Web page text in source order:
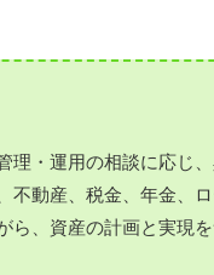
理・運用の相談に応じ
不動産、税金、年金、
、資産の計画と実現を